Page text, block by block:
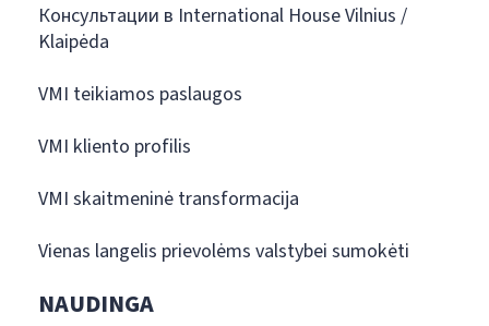
Консультации в International House Vilnius /
Klaipėda
VMI teikiamos paslaugos
VMI kliento profilis
VMI skaitmeninė transformacija
Vienas langelis prievolėms valstybei sumokėti
NAUDINGA